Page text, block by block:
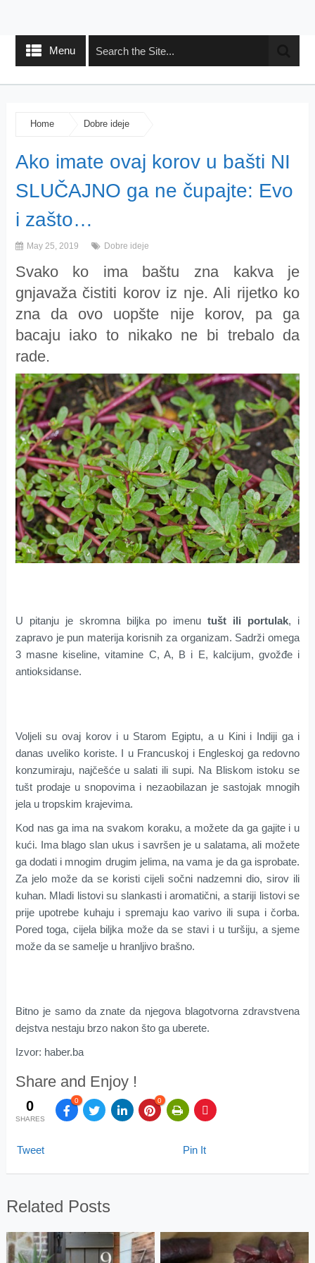
Menu
Home Dobre ideje
Ako imate ovaj korov u bašti NI
SLUČAJNO ga ne čupajte: Evo
i zašto…
May 25, 2019 Dobre ideje
Svako ko ima baštu zna kakva je
gnjavaža čistiti korov iz nje. Ali rijetko ko
zna da ovo uopšte nije korov, pa ga
bacaju iako to nikako ne bi trebalo da
rade.
U pitanju je skromna biljka po imenutušt ili portulak, i
zapravo je pun materija korisnih za organizam. Sadrži omega
3 masne kiseline, vitamine C, A, B i E, kalcijum, gvožđe i
antioksidanse.
Voljeli su ovaj korov i u Starom Egiptu, a u Kini i Indiji ga i
danas uveliko koriste. I u Francuskoj i Engleskoj ga redovno
konzumiraju, najčešće u salati ili supi. Na Bliskom istoku se
tušt prodaje u snopovima i nezaobilazan je sastojak mnogih
jela u tropskim krajevima.
Kod nas ga ima na svakom koraku, a možete da ga gajite i u
kući. Ima blago slan ukus i savršen je u salatama, ali možete
ga dodati i mnogim drugim jelima, na vama je da ga isprobate.
Za jelo može da se koristi cijeli sočni nadzemni dio, sirov ili
kuhan. Mladi listovi su slankasti i aromatični, a stariji listovi se
prije upotrebe kuhaju i spremaju kao varivo ili supa i čorba.
Pored toga, cijela biljka može da se stavi i u turšiju, a sjeme
može da se samelje u hranljivo brašno.
Bitno je samo da znate da njegova blagotvorna zdravstvena
dejstva nestaju brzo nakon što ga uberete.
Izvor: haber.ba
Share and Enjoy !
0
SHARES
0 0
Tweet Pin It
Related Posts